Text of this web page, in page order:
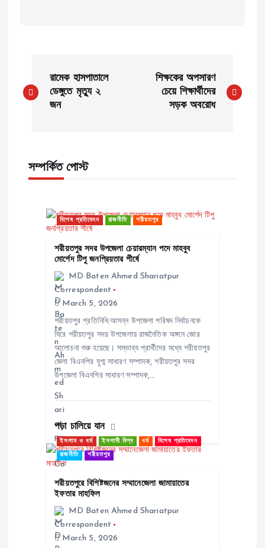
o
n
রামেক হাসপাতালে
ডেঙ্গুতে মৃত্যু ২
জন
শিক্ষকের অপসারণ
চেয়ে শিক্ষার্থীদের
সড়ক অবরোধ
সম্পর্কিত পোস্ট
বিশেষ প্রতিবেদন রাজনীতি শরীয়তপুর
শরীয়তপুর সদর উপজেলা চেয়ারম্যান পদে মাহবুব
মোর্শেদ টিপু জনপ্রিয়তার শীর্ষে
MD Baten Ahmed Shariatpur
Correspondent
March 5, 2026
শরীয়তপুর প্রতিনিধি:আসন্ন উপজেলা পরিষদ নির্বাচনকে
ঘিরে শরীয়তপুর সদর উপজেলায় রাজনৈতিক অঙ্গনে জোর
আলোচনা শুরু হয়েছে। সম্ভাব্য প্রার্থীদের মধ্যে শরীয়তপুর
জেলা বিএনপির যুগ্ম সাধারণ সম্পাদক, শরীয়তপুর সদর
উপজেলা বিএনপির সাধারণ সম্পাদক,…
পড়া চালিয়ে যান
ইসলাম ও ধর্ম ইসলামী বিশ্ব ধর্ম বিশেষ প্রতিবেদন
রাজনীতি শরীয়তপুর
শরীয়তপুরে বিশিষ্টজনের সম্মানেজেলা জামায়াতের
ইফতার মাহফিল
MD Baten Ahmed Shariatpur
Correspondent
March 5, 2026